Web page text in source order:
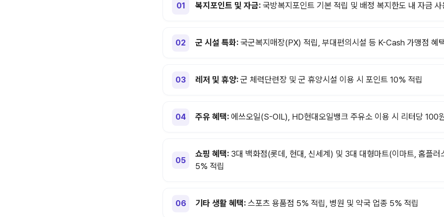
복지포인트 및 자금: 국방복지포인트 기본 적립 및 배정 복지한도 내 자금 사
군 시설 특화: 국군복지매장(PX) 적립, 부대편의시설 등 K-Cash 가맹점 혜
레저 및 휴양:군 체력단련장 및 군 휴양시설 이용 시 포인트 10% 적립
주유 혜택: 에쓰오일(S-OIL), HD현대오일뱅크 주유소 이용 시 리터당 100
쇼핑 혜택: 3대 백화점(롯데, 현대, 신세계) 및 3대 대형마트(이마트, 홈플러
5% 적립
기타 생활 혜택: 스포츠 용품점 5% 적립, 병원 및 약국 업종 5% 적립